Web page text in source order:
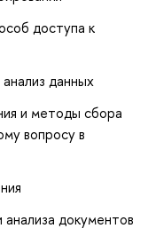
доступа к
данных
и методы сбора
вопросу в
документов